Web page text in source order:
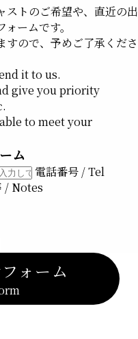
トのご希望や、 直近の出
ームです。
ので、 予めご了承くださ
it to us.
give you priority
to meet your
ム
電話番号 / Tel
/ Notes
ォーム